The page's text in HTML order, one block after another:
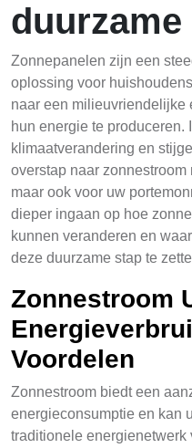
duurzame
Zonnepanelen zijn een
oplossing voor
naar een milieuvriendelijke
hun energie te produceren.
klimaatverandering en
overstap naar
maar ook voor uw
dieper ingaan op hoe
kunnen veranderen en
deze duurzame stap te
Zonnestroom
Voordelen
Zonnestroom biedt een
energieconsumptie en kan
traditionele energienetwerk